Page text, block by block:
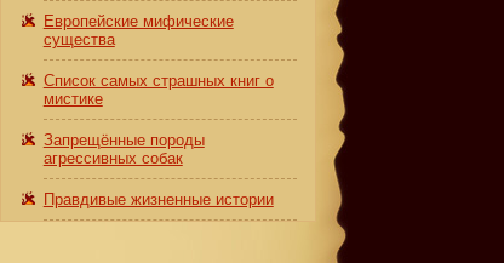
Европейские мифические
существа
Список самых страшных книг о
мистике
Запрещённые породы
агрессивных собак
Правдивые жизненные истории